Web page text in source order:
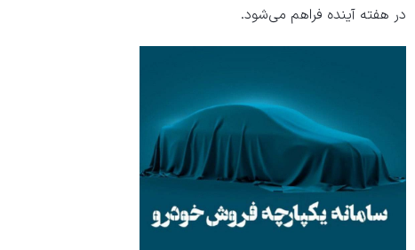
در هفته آینده فراهم می‌شود.